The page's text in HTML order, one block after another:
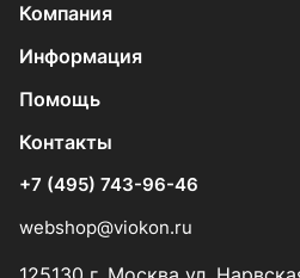
Компания
Информация
Помощь
Контакты
+7 (495) 743-96-46
webshop@viokon.ru